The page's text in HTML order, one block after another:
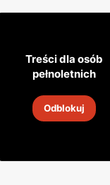
22 99
30 sie 2026
Treści dla osób
pełnoletnich
Odblokuj